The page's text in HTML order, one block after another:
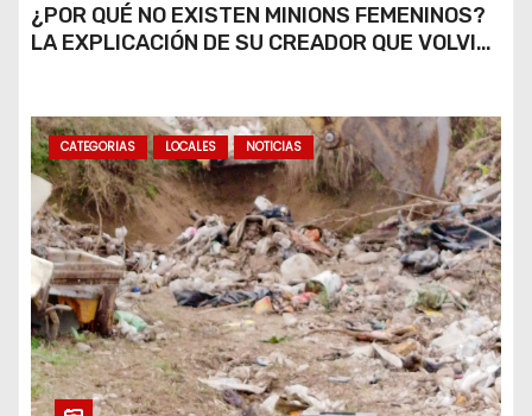
¿POR QUÉ NO EXISTEN MINIONS FEMENINOS?
LA EXPLICACIÓN DE SU CREADOR QUE VOLVIÓ
CATEGORIAS LOCALES NOTICIAS